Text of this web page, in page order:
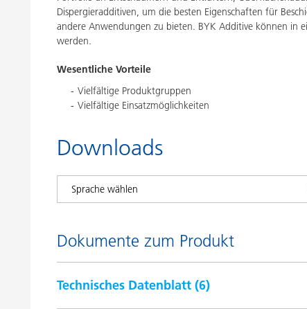
Dispergieradditiven, um die besten Eigenschaften für
andere Anwendungen zu bieten. BYK Additive können in
werden.
Wesentliche Vorteile
Vielfältige Produktgruppen
Vielfältige Einsatzmöglichkeiten
Downloads
Dokumente zum Produkt
Technisches Datenblatt (6)